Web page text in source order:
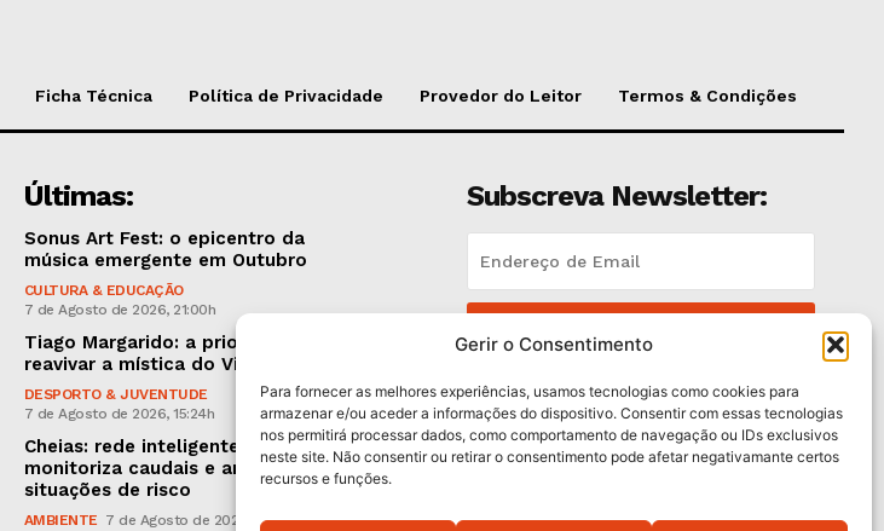
Gerir o Consentimento
Para fornecer as melhores experiências, usamos tecnologias como cookies para
armazenar e/ou aceder a informações do dispositivo. Consentir com essas tecnologias
nos permitirá processar dados, como comportamento de navegação ou IDs exclusivos
neste site. Não consentir ou retirar o consentimento pode afetar negativamante certos
recursos e funções.
Ficha Técnica Política de Privacidade Provedor do Leitor Termos & Condições
Últimas:
Sonus Art Fest: o epicentro da
música emergente em Outubro
CULTURA & EDUCAÇÃO
7 de Agosto de 2026, 21:00h
Tiago Margarido: a prioridade “é
reavivar a mística do Vitória”
DESPORTO & JUVENTUDE
7 de Agosto de 2026, 15:24h
Cheias: rede inteligente de sensores
monitoriza caudais e antecipa
situações de risco
AMBIENTE 7 de Agosto de 2026, 12:19h
Subscreva Newsletter:
Li e aceito aPolítica de Privacidade .